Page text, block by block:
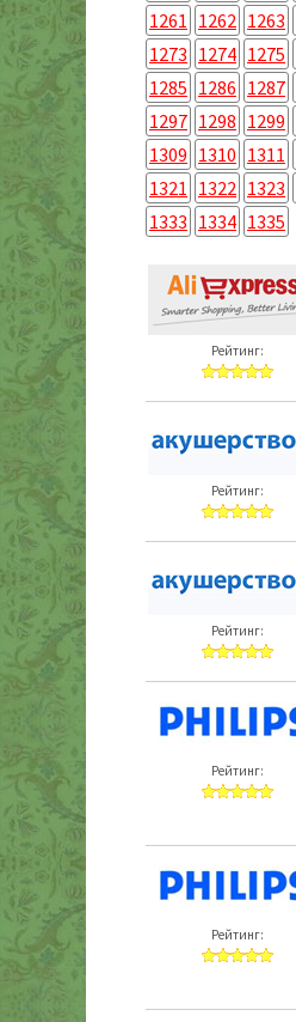
1261 1262 1263
1273 1274 1275
1285 1286 1287
1297 1298 1299
1309 1310 1311
1321 1322 1323
1333 1334 1335
Рейтинг:
Рейтинг:
Рейтинг:
Рейтинг:
Рейтинг: